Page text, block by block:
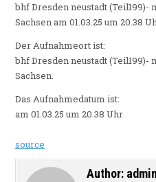
bhf Dresden neustadt (Teil199)-
Sachsen am 01.03.25 um 20.38
Der Aufnahmeort ist:
bhf Dresden neustadt (Teil199)-
Sachsen.
Das Aufnahmedatum ist:
am 01.03.25 um 20.38 Uhr
source
Author: admin